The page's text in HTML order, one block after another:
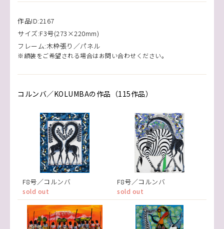
作品ID:2167
サイズ:F3号(273×220mm)
フレーム:木枠張り／パネル
※額装をご希望される場合はお問い合わせください。
コルンバ／KOLUMBAの作品（115作品）
F8号／コルンバ
sold out
F8号／コルンバ
sold out